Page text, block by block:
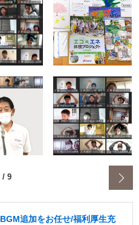
/ 9
追加をお任せ/福利厚生充